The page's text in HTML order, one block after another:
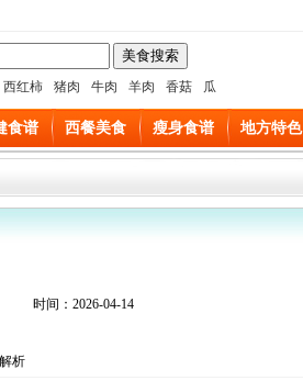
西红柿 猪肉 牛肉 羊肉 香菇 瓜
食谱 西餐美食 瘦身食谱 地方特色
时间：2026-04-14
析